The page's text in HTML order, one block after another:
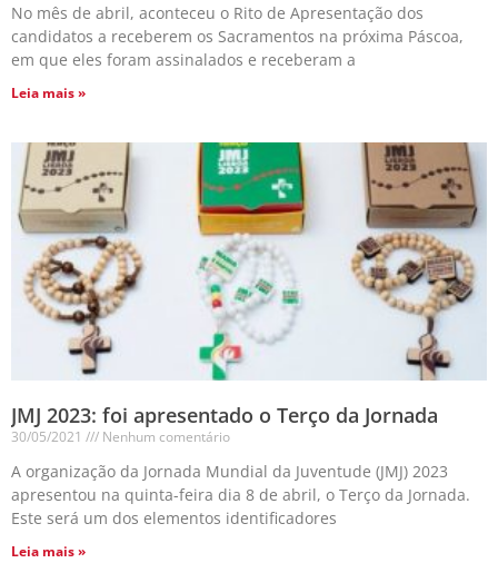
No mês de abril, aconteceu o Rito de Apresentação dos
candidatos a receberem os Sacramentos na próxima Páscoa,
em que eles foram assinalados e receberam a
Leia mais »
JMJ 2023: foi apresentado o Terço da Jornada
30/05/2021 Nenhum comentário
A organização da Jornada Mundial da Juventude (JMJ) 2023
apresentou na quinta-feira dia 8 de abril, o Terço da Jornada.
Este será um dos elementos identificadores
Leia mais »